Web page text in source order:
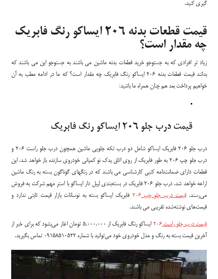
گیری کنید.
قیمت قطعات بدنه 206 ایساکو رنگ فابریک
چه مقدار است؟
زیاد تر افرادی که به جستوجو خرید قطعات بدنه ماشین می باشند به جستوجو این می باشند که
بدانند قیمت قطعات بدنه 206 ایساکو رنگ فابریک چه مقدار است؟ که ما در ادامه مطب به آن
خواهیم پرداخت بعد هم چنان همراه ما باشید:
قیمت درب جلو 206 ایساکو رنگ فابریک
درب جلو 206 فابریک ایساکو شامل دو درب تکه جلویی ماشین همچون درب جلو راست 206 و
درب جلو چپ 206 به طور فابریک از روی اتاق یدک نو کمپانی خودروی سازنده باز خواهد شد. این
قطعات دارای ضمانت‌نامه کتبی کارشناسی می باشند که در رنگهای گوناگون بسته به رنگ ماشین
اراعه خواهد شد. درب جلو 206 فابریک در بسته‌بندی لیبل دار ایساکو با استر مهم شرکت به فروش
می‌رسند.قیمت درب جلو چپ206 فابریک ایساکو بسته به نوسانات بازار قیمت ثابتی ندارد و
قیمت‌های نوشته‌شده تقریبی می باشند.
قیمت درب جلو راست206
ایساکو رنگ فابریک از 5.000.000 تومان اغاز می‌بشود که برای خبر از
آخرین قیمت بسته به رنگ و مدل خودروی خود می‌توانید با شماره 09158510522 تماس بگیرید.